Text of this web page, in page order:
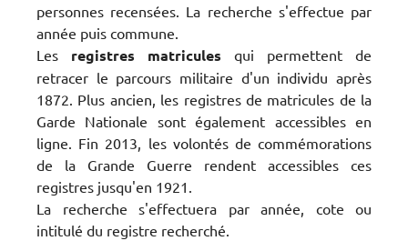
personnes recensées. La recherche s'effectue par
année puis commune.
Les registres matricules qui permettent de
retracer le parcours militaire d'un individu après
1872. Plus ancien, les registres de matricules de la
Garde Nationale sont également accessibles en
ligne. Fin 2013, les volontés de commémorations
de la Grande Guerre rendent accessibles ces
registres jusqu'en 1921.
La recherche s'effectuera par année, cote ou
intitulé du registre recherché.